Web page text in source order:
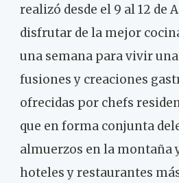
realizó desde el 9 al 12 de
disfrutar de la mejor
una semana para vivir
fusiones y creaciones
ofrecidas por chefs
que en forma conjunta
almuerzos en la montaña
hoteles y restaurantes